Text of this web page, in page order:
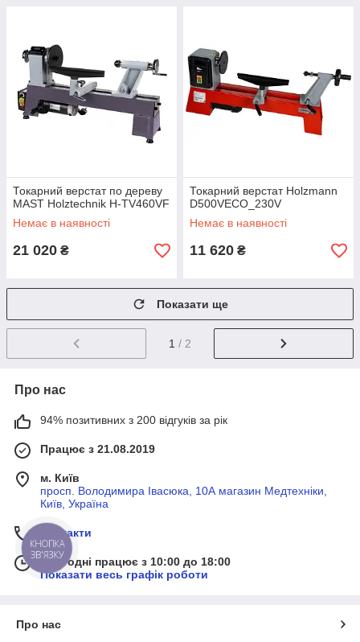
Токарний верстат по дереву
MAST Holztechnik H-TV460VF
Немає в наявності
21 020 ₴
Токарний верстат Holzmann
D500VECO_230V
Немає в наявності
11 620 ₴
Показати ще
1 / 2
Про нас
94% позитивних з 200 відгуків за рік
Працює з 21.08.2019
м. Київ
просп. Володимира Івасюка, 10А магазин Медтехніки,
Київ, Україна
Контакти
Сьогодні працює з 10:00 до 18:00
Показати весь графік роботи
Про нас
КНОПКА
ЗВ'ЯЗКУ